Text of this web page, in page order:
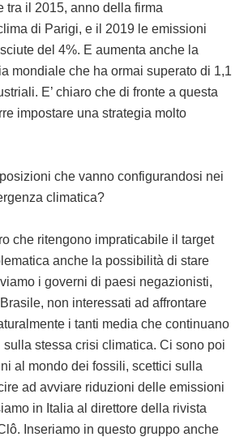
tra il 2015, anno della firma
di Parigi, e il 2019 le emissioni
del 4%. E aumenta anche la
mondiale che ha ormai superato di 1,1
E’ chiaro che di fronte a questa
impostare una strategia molto
che vanno configurandosi nei
climatica?
che ritengono impraticabile il target
anche la possibilità di stare
i governi di paesi negazionisti,
non interessati ad affrontare
i tanti media che continuano
stessa crisi climatica. Ci sono poi
al mondo dei fossili, scettici sulla
ad avviare riduzioni delle emissioni
in Italia al direttore della rivista
Inseriamo in questo gruppo anche